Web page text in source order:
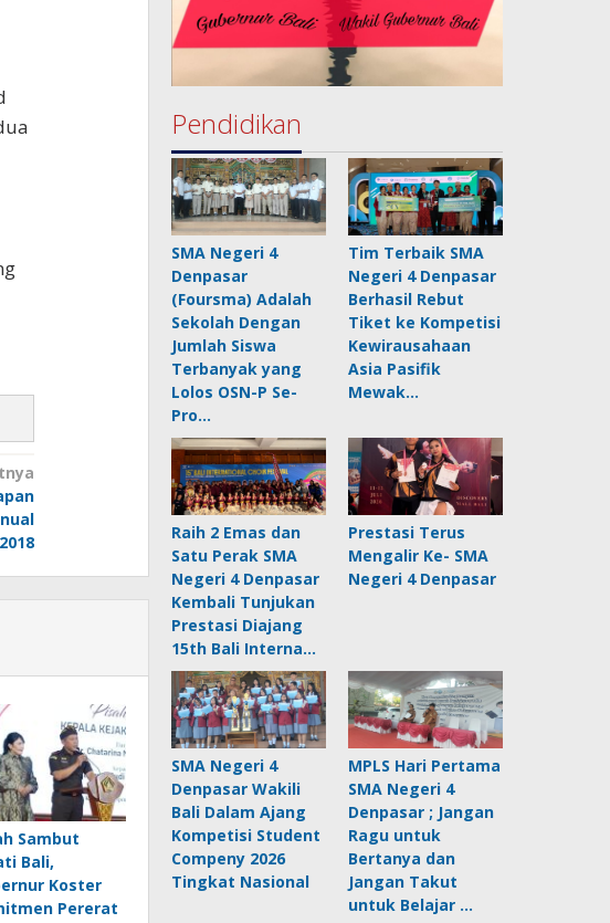
Sambut
Bali,
Koster
Pererat
Pendidikan
SMA Negeri 4
Denpasar
(Foursma) Adalah
Sekolah Dengan
Jumlah Siswa
Terbanyak yang
Lolos OSN-P Se-
Pro…
Tim Terbaik SMA
Negeri 4 Denpasar
Berhasil Rebut
Tiket ke Kompetisi
Kewirausahaan
Asia Pasifik
Mewak…
Raih 2 Emas dan
Satu Perak SMA
Negeri 4 Denpasar
Kembali Tunjukan
Prestasi Diajang
15th Bali Interna…
Prestasi Terus
Mengalir Ke- SMA
Negeri 4 Denpasar
SMA Negeri 4
Denpasar Wakili
Bali Dalam Ajang
Kompetisi Student
Compeny 2026
Tingkat Nasional
MPLS Hari Pertama
SMA Negeri 4
Denpasar ; Jangan
Ragu untuk
Bertanya dan
Jangan Takut
untuk Belajar …